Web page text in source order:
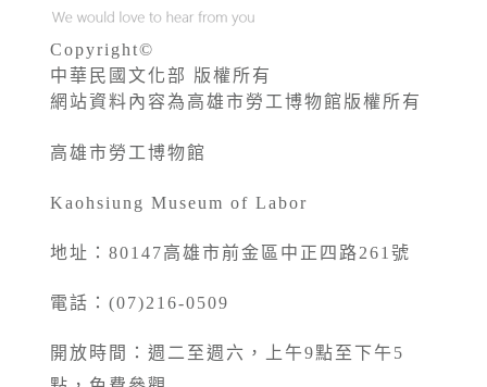
Copyright©
中華民國文化部 版權所有
網站資料內容為高雄市勞工博物館版權所有
高雄市勞工博物館
Kaohsiung Museum of Labor
地址：80147高雄市前金區中正四路261號
電話：(07)216-0509
開放時間：週二至週六，上午9點至下午5